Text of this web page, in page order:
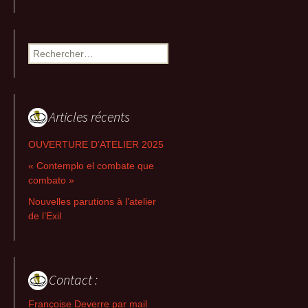
Rechercher :
Articles récents
OUVERTURE D’ATELIER 2025
« Contemplo el combate que
combato »
Nouvelles parutions à l’atelier
de l’Exil
Contact :
Françoise Deverre par mail